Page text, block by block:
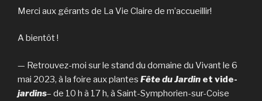
Merci aux gérants de La Vie Claire de m’accueillir!
A bientôt !
— Retrouvez-moi sur le stand du domaine du Vivant le 6
mai 2023, à la foire aux plantes Fête du Jardin et vide-
jardins– de 10 h à 17 h, à Saint-Symphorien-sur-Coise